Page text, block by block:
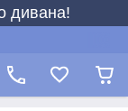
дивана!